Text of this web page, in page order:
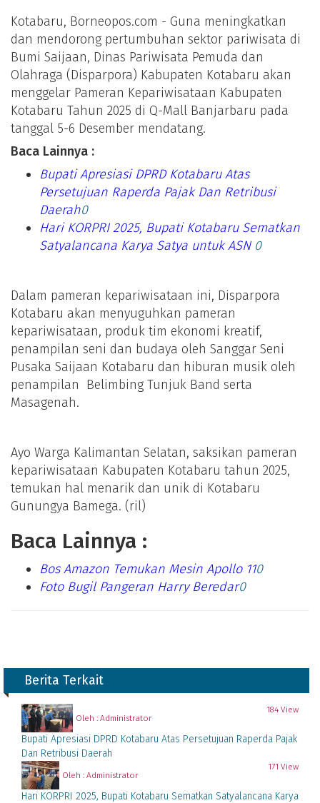
Kotabaru, Borneopos.com - Guna meningkatkan
dan mendorong pertumbuhan sektor pariwisata di
Bumi Saijaan, Dinas Pariwisata Pemuda dan
Olahraga (Disparpora) Kabupaten Kotabaru akan
menggelar Pameran Kepariwisataan Kabupaten
Kotabaru Tahun 2025 di Q-Mall Banjarbaru pada
tanggal 5-6 Desember mendatang.
Baca Lainnya :
Bupati Apresiasi DPRD Kotabaru Atas
Persetujuan Raperda Pajak Dan Retribusi
Daerah0
Hari KORPRI 2025, Bupati Kotabaru Sematkan
Satyalancana Karya Satya untuk ASN 0
Dalam pameran kepariwisataan ini, Disparpora
Kotabaru akan menyuguhkan pameran
kepariwisataan, produk tim ekonomi kreatif,
penampilan seni dan budaya oleh Sanggar Seni
Pusaka Saijaan Kotabaru dan hiburan musik oleh
penampilan Belimbing Tunjuk Band serta
Masagenah.
Ayo Warga Kalimantan Selatan, saksikan pameran
kepariwisataan Kabupaten Kotabaru tahun 2025,
temukan hal menarik dan unik di Kotabaru
Gunungya Bamega. (ril)
Baca Lainnya :
Bos Amazon Temukan Mesin Apollo 110
Foto Bugil Pangeran Harry Beredar0
Berita Terkait
Oleh : Administrator
184 View
Bupati Apresiasi DPRD Kotabaru Atas Persetujuan Raperda Pajak
Dan Retribusi Daerah
Oleh : Administrator
171 View
Hari KORPRI 2025, Bupati Kotabaru Sematkan Satyalancana Karya